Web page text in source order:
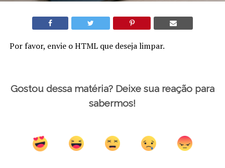
Por favor, envie o HTML que deseja limpar.
Gostou dessa matéria? Deixe sua reação para
sabermos!